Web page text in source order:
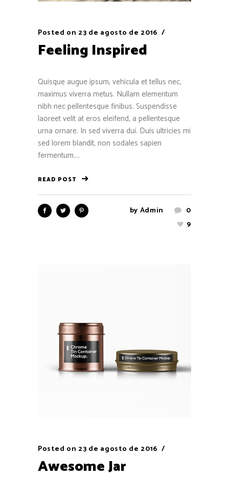
Posted on 23 de agosto de 2016
Feeling Inspired
Quisque augue ipsum, vehicula et tellus nec,
maximus viverra metus. Nullam elementum
nibh nec pellentesque finibus. Suspendisse
laoreet velit at eros eleifend, a pellentesque
urna ornare. In sed viverra dui. Duis ultricies mi
sed lorem blandit, non sodales sapien
fermentum....
READ POST
by Admin
0
9
Posted on 23 de agosto de 2016
Awesome Jar